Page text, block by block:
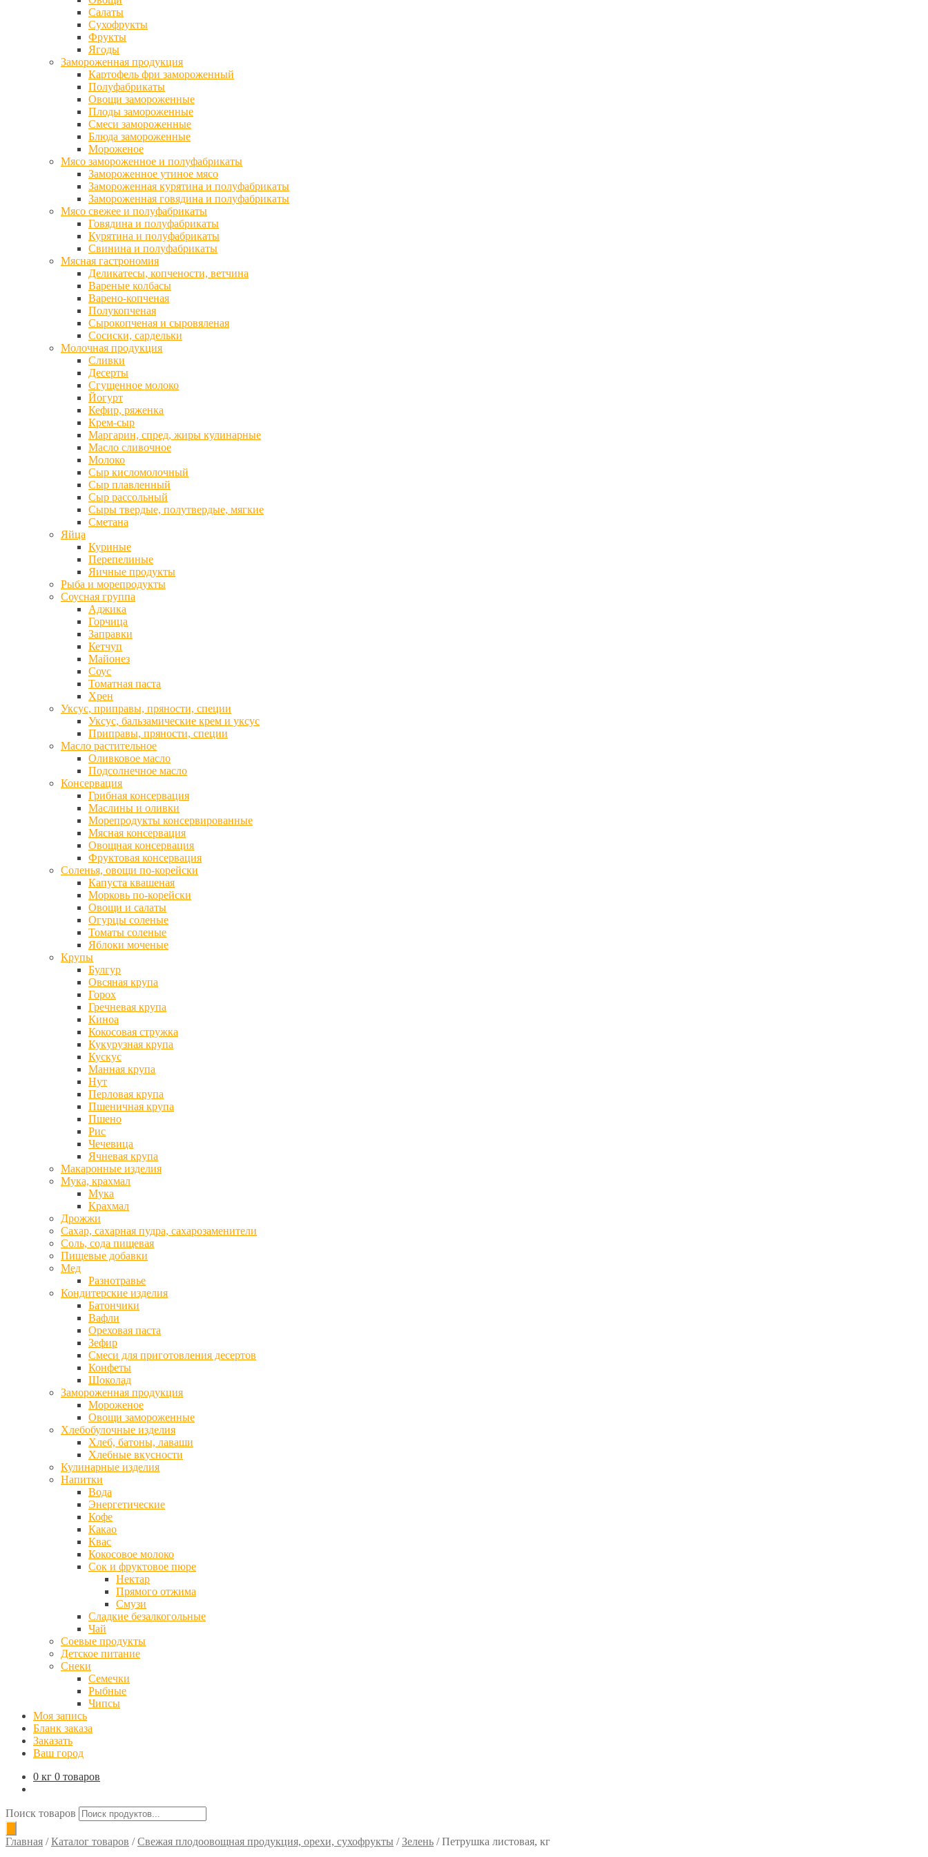
Салаты
Сухофрукты
Фрукты
Ягоды
Замороженная продукция
Картофель фри замороженный
Полуфабрикаты
Овощи замороженные
Плоды замороженные
Смеси замороженные
Блюда замороженные
Мороженое
Мясо замороженное и полуфабрикаты
Замороженное утиное мясо
Замороженная курятина и полуфабрикаты
Замороженная говядина и полуфабрикаты
Мясо свежее и полуфабрикаты
Говядина и полуфабрикаты
Курятина и полуфабрикаты
Свинина и полуфабрикаты
Мясная гастрономия
Деликатесы, копчености, ветчина
Вареные колбасы
Варено-копченая
Полукопченая
Сырокопченая и сыровяленая
Сосиски, сардельки
Молочная продукция
Сливки
Десерты
Сгущенное молоко
Йогурт
Кефир, ряженка
Крем-сыр
Маргарин, спред, жиры кулинарные
Масло сливочное
Молоко
Сыр кисломолочный
Сыр плавленный
Сыр рассольный
Сыры твердые, полутвердые, мягкие
Сметана
Яйца
Куриные
Перепелиные
Яичные продукты
Рыба и морепродукты
Соусная группа
Аджика
Горчица
Заправки
Кетчуп
Майонез
Соус
Томатная паста
Хрен
Уксус, приправы, пряности, специи
Уксус, бальзамические крем и уксус
Приправы, пряности, специи
Масло растительное
Оливковое масло
Подсолнечное масло
Консервация
Грибная консервация
Маслины и оливки
Морепродукты консервированные
Мясная консервация
Овощная консервация
Фруктовая консервация
Соленья, овощи по-корейски
Капуста квашеная
Морковь по-корейски
Овощи и салаты
Огурцы соленые
Томаты соленые
Яблоки моченые
Крупы
Булгур
Овсяная крупа
Горох
Гречневая крупа
Киноа
Кокосовая стружка
Кукурузная крупа
Кускус
Манная крупа
Нут
Перловая крупа
Пшеничная крупа
Пшено
Рис
Чечевица
Ячневая крупа
Макаронные изделия
Мука, крахмал
Мука
Крахмал
Дрожжи
Сахар, сахарная пудра, сахарозаменители
Соль, сода пищевая
Пищевые добавки
Мед
Разнотравье
Кондитерские изделия
Батончики
Вафли
Ореховая паста
Зефир
Смеси для приготовления десертов
Конфеты
Шоколад
Замороженная продукция
Мороженое
Овощи замороженные
Хлебобулочные изделия
Хлеб, батоны, лаваши
Хлебные вкусности
Кулинарные изделия
Напитки
Вода
Энергетические
Кофе
Какао
Квас
Кокосовое молоко
Сок и фруктовое пюре
Нектар
Прямого отжима
Смузи
Сладкие безалкогольные
Чай
Соевые продукты
Детское питание
Снеки
Семечки
Рыбные
Чипсы
Моя запись
Бланк заказа
Заказать
Ваш город
0 кг 0 товаров
Поиск товаров
Главная /Каталог товаров /Свежая плодоовощная продукция, орехи, сухофрукты /Зелень /Петрушка листовая, кг